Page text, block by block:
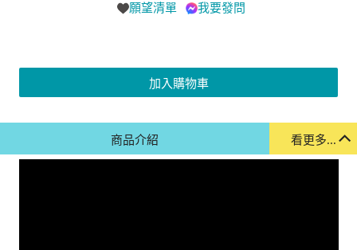
願望清單 我要發問
加入購物車
看更多...
商品介紹